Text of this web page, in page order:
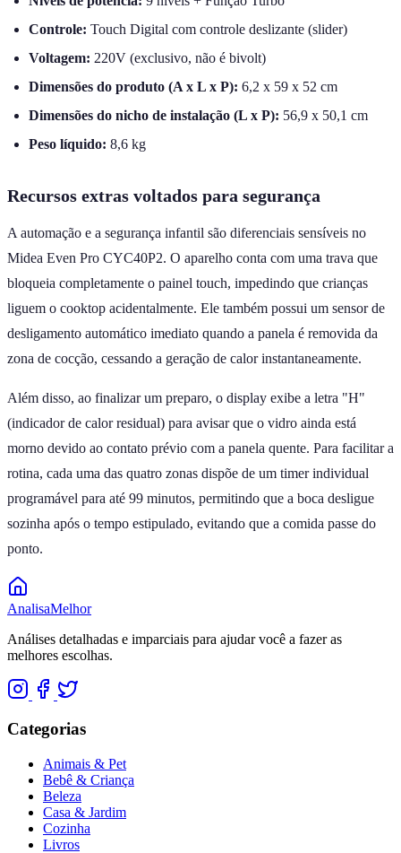
Controle: Touch Digital com controle deslizante (slider)
Voltagem: 220V (exclusivo, não é bivolt)
Dimensões do produto (A x L x P): 6,2 x 59 x 52 cm
Dimensões do nicho de instalação (L x P): 56,9 x 50,1 cm
Peso líquido: 8,6 kg
Recursos extras voltados para segurança
A automação e a segurança infantil são diferenciais sensíveis no
Midea Even Pro CYC40P2. O aparelho conta com uma trava que
bloqueia completamente o painel touch, impedindo que crianças
liguem o cooktop acidentalmente. Ele também possui um sensor de
desligamento automático imediato quando a panela é removida da
zona de cocção, cessando a geração de calor instantaneamente.
Além disso, ao finalizar um preparo, o display exibe a letra "H"
(indicador de calor residual) para avisar que o vidro ainda está
morno devido ao contato prévio com a panela quente. Para facilitar a
rotina, cada uma das quatro zonas dispõe de um timer individual
programável para até 99 minutos, permitindo que a boca desligue
sozinha após o tempo estipulado, evitando que a comida passe do
ponto.
AnalisaMelhor
Análises detalhadas e imparciais para ajudar você a fazer as
melhores escolhas.
Categorias
Animais & Pet
Bebê & Criança
Beleza
Casa & Jardim
Cozinha
Livros